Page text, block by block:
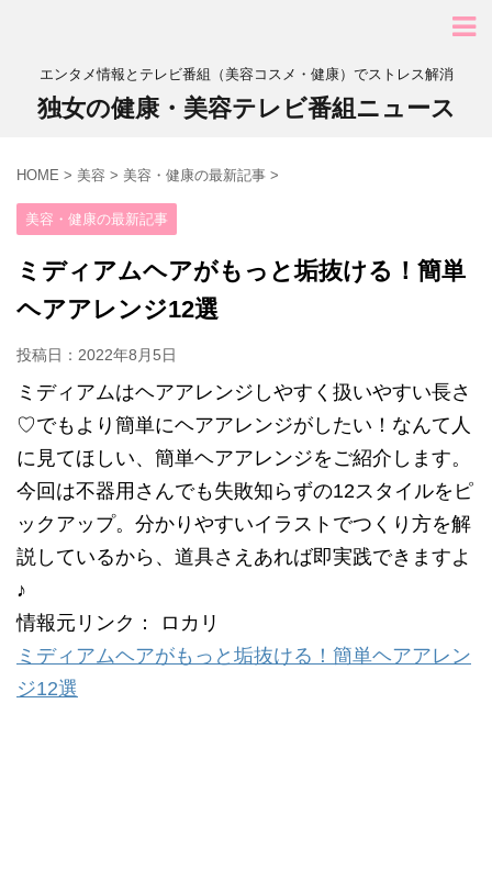
エンタメ情報とテレビ番組（美容コスメ・健康）でストレス解消
独女の健康・美容テレビ番組ニュース
HOME > 美容 > 美容・健康の最新記事 >
美容・健康の最新記事
ミディアムヘアがもっと垢抜ける！簡単
ヘアアレンジ12選
投稿日： 2022年8月5日
ミディアムはヘアアレンジしやすく扱いやすい長さ
♡でもより簡単にヘアアレンジがしたい！なんて人
に見てほしい、簡単ヘアアレンジをご紹介します。
今回は不器用さんでも失敗知らずの12スタイルをピ
ックアップ。分かりやすいイラストでつくり方を解
説しているから、道具さえあれば即実践できますよ
♪
情報元リンク： ロカリ
ミディアムヘアがもっと垢抜ける！簡単ヘアアレン
ジ12選